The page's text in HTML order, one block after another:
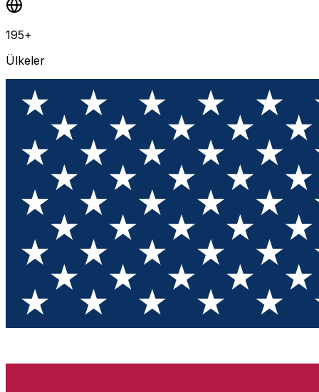
195+
Ülkeler